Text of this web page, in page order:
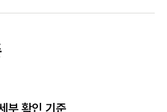
부 확인 기준